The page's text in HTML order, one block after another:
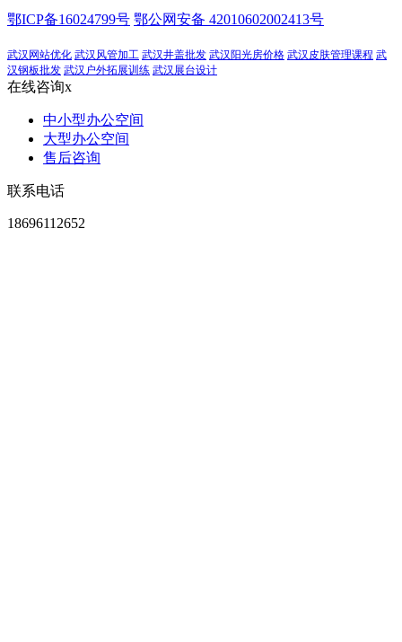
鄂ICP备16024799号 鄂公网安备 42010602002413号
武汉网站优化 武汉风管加工 武汉井盖批发 武汉阳光房价格 武汉皮肤管理课程 武
汉钢板批发 武汉户外拓展训练 武汉展台设计
在线咨询x
中小型办公空间
大型办公空间
售后咨询
联系电话
18696112652